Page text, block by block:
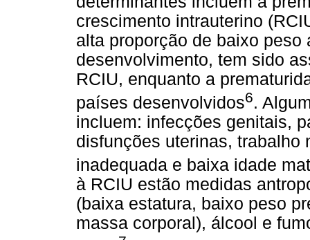
crescimento intrauterino
alta proporção de baixo
desenvolvimento, tem sido
RCIU, enquanto a
países desenvolvidos6.
incluem: infecções genitais,
disfunções uterinas, trabalho
inadequada e baixa idade
à RCIU estão medidas
(baixa estatura, baixo peso
massa corporal), álcool e